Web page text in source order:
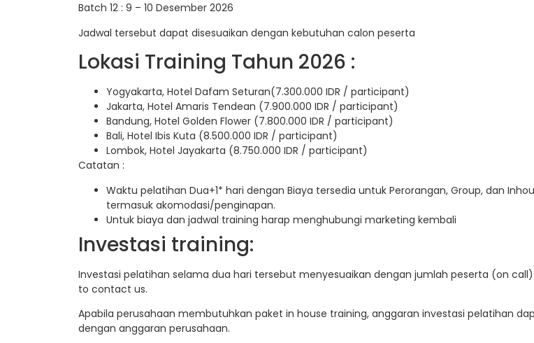
Batch 12 : 9 – 10 Desember 2026
Jadwal tersebut dapat disesuaikan dengan kebutuhan calon peserta
Lokasi Training Tahun 2026 :
Yogyakarta, Hotel Dafam Seturan(7.300.000 IDR / participant)
Jakarta, Hotel Amaris Tendean (7.900.000 IDR / participant)
Bandung, Hotel Golden Flower (7.800.000 IDR / participant)
Bali, Hotel Ibis Kuta (8.500.000 IDR / participant)
Lombok, Hotel Jayakarta (8.750.000 IDR / participant)
Catatan :
Waktu pelatihan Dua+1* hari dengan Biaya tersedia untuk Perorangan, Group, dan
termasuk akomodasi/penginapan.
Untuk biaya dan jadwal training harap menghubungi marketing kembali
Investasi training:
Investasi pelatihan selama dua hari tersebut menyesuaikan dengan jumlah peserta (on
to contact us.
Apabila perusahaan membutuhkan paket in house training, anggaran investasi pelatihan
dengan anggaran perusahaan.